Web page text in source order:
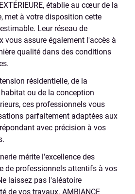
établie au cœur de la
met à votre disposition cette
Leur réseau de
vous assure également l'accès à
qualité dans des conditions
résidentielle, de la
ou de la conception
ces professionnels vous
parfaitement adaptées aux
avec précision à vos
mérite l'excellence des
de professionnels attentifs à vos
laissez pas l'aléatoire
de vos travaux. AMBIANCE